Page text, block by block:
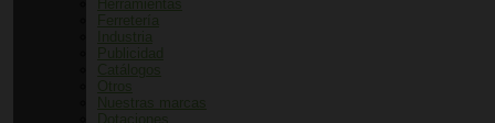
Herramientas
Ferretería
Industria
Publicidad
Catálogos
Otros
Nuestras marcas
Dotaciones